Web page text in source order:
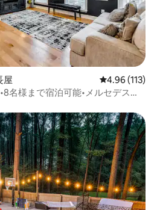
屋 レビュー113
4.96 (113)
名様まで宿泊可能•メルセデス・